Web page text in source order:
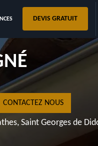
DEVIS GRATUIT
TRAVAIL
CONTACTEZ NOUS
Saint Georges de